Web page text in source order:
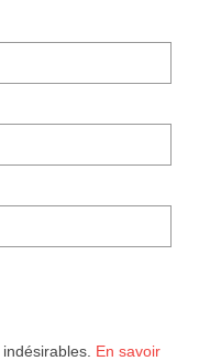
En savoir